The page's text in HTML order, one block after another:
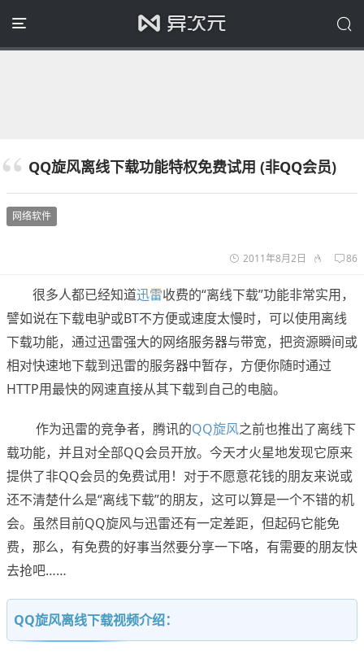
QQ旋风离线下载功能特权免费试用 (非QQ会员)
网络软件
2011年8月2日 86
很多人都已经知道迅雷收费的“离线下载”功能非常实用，
譬如说在下载电驴或BT不方便或速度太慢时，可以使用离线
下载功能，通过迅雷强大的网络服务器与带宽，把资源瞬间或
相对快速地下载到迅雷的服务器中暂存，方便你随时通过
HTTP用最快的网速直接从其下载到自己的电脑。
作为迅雷的竞争者，腾讯的QQ旋风之前也推出了离线下
载功能，并且对全部QQ会员开放。今天才火星地发现它原来
提供了非QQ会员的免费试用！对于不愿意花钱的朋友来说或
还不清楚什么是“离线下载”的朋友，这可以算是一个不错的机
会。虽然目前QQ旋风与迅雷还有一定差距，但起码它能免
费，那么，有免费的好事当然要分享一下咯，有需要的朋友快
去抢吧……
QQ旋风离线下载视频介绍：